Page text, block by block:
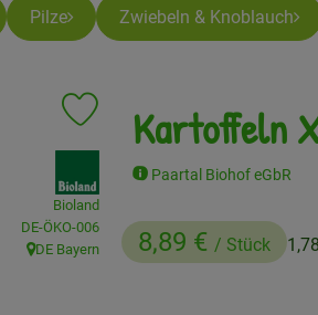
Pilze Zwiebeln & Knoblauch
Kartoffeln
Paartal Biohof eGbR
8,89 € / Stück
Produkt zu Favouriten hinzufügen
Bioland
, Kontrollstelle:
DE-ÖKO-006
, Herkunft:
DE Bayern